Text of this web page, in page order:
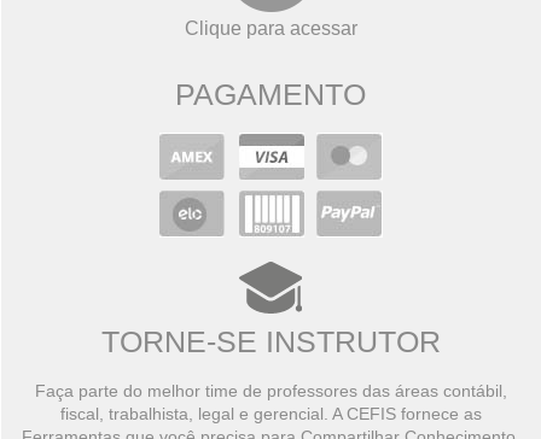
Clique para acessar
PAGAMENTO
TORNE-SE INSTRUTOR
Faça parte do melhor time de professores das áreas contábil,
fiscal, trabalhista, legal e gerencial. A CEFIS fornece as